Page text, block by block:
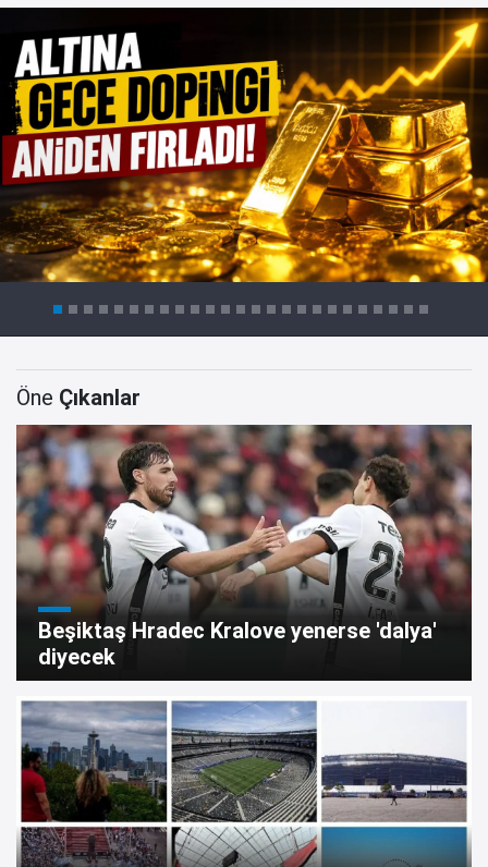
Öne Çıkanlar
Beşiktaş Hradec Kralove yenerse 'dalya'
diyecek